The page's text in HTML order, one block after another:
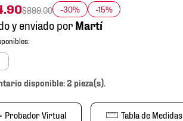
.90$899.00 -30% -15%
y enviado por
disponible: 2 pieza(s).
Probador Virtual Tabla de Medidas